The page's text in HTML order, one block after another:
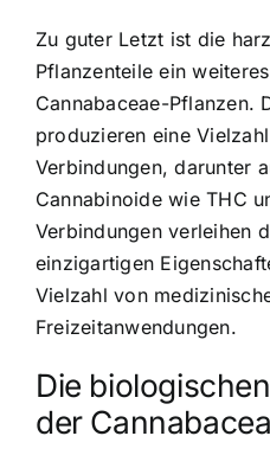
Zu guter Letzt ist die
Pflanzenteile ein
Cannabaceae-Pflanzen.
produzieren eine
Verbindungen, darunter
Cannabinoide wie THC
Verbindungen verleihen
einzigartigen
Vielzahl von
Freizeitanwendungen.
Die
der